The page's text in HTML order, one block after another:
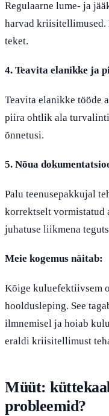
Regulaarne lume- ja
harvad
teket.
4. Teavita elanikke ja
Teavita elanikke tööde
piira ohtlik ala
õnnetusi.
5. Nõua
Palu teenusepakkujal
korrektselt vormistatud
juhatuse liikmena
Meie kogemus näitab:
Kõige kuluefektiivsem
hooldusleping. See
ilmnemisel ja hoiab
eraldi kriisitellimust
Müüt:
probleemid?